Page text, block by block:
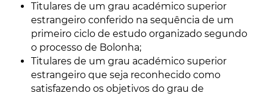
Titulares de um grau académico superior
estrangeiro conferido na sequência de um
primeiro ciclo de estudo organizado segundo
o processo de Bolonha;
Titulares de um grau académico superior
estrangeiro que seja reconhecido como
satisfazendo os objetivos do grau de